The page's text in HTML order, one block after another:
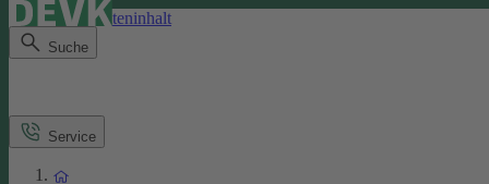
Direkt zum Seiteninhalt
Suche
Service